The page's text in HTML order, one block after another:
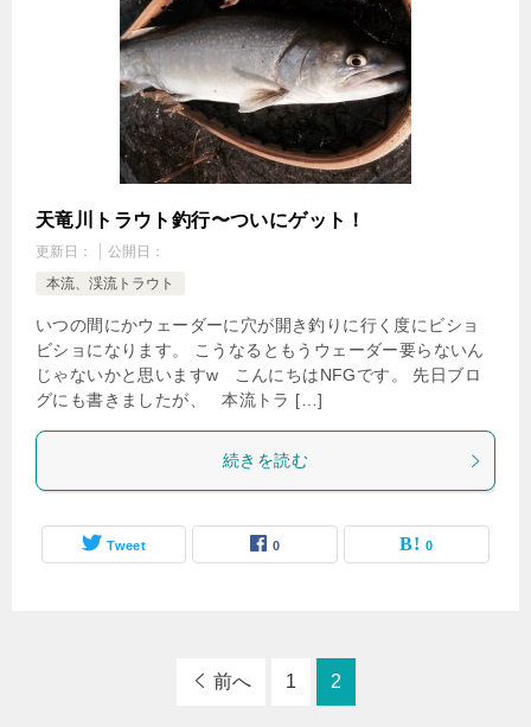
天竜川トラウト釣行〜ついにゲット！
更新日：
公開日：
本流、渓流トラウト
いつの間にかウェーダーに穴が開き釣りに行く度にビショ
ビショになります。 こうなるともうウェーダー要らないん
じゃないかと思いますw こんにちはNFGです。 先日ブロ
グにも書きましたが、 本流トラ […]
続きを読む
Tweet 0 0
前へ 1 2